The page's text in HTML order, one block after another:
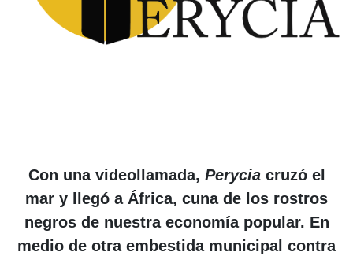
Con una videollamada, Peryciacruzó el
mar y llegó a África, cuna de los rostros
negros de nuestra economía popular. En
medio de otra embestida municipal contra